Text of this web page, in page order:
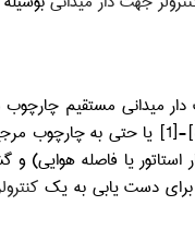
میدانی مستقیم
[1]- یا حتی به چارچوب
یا فاصله هوایی) و
دست یابی به یک